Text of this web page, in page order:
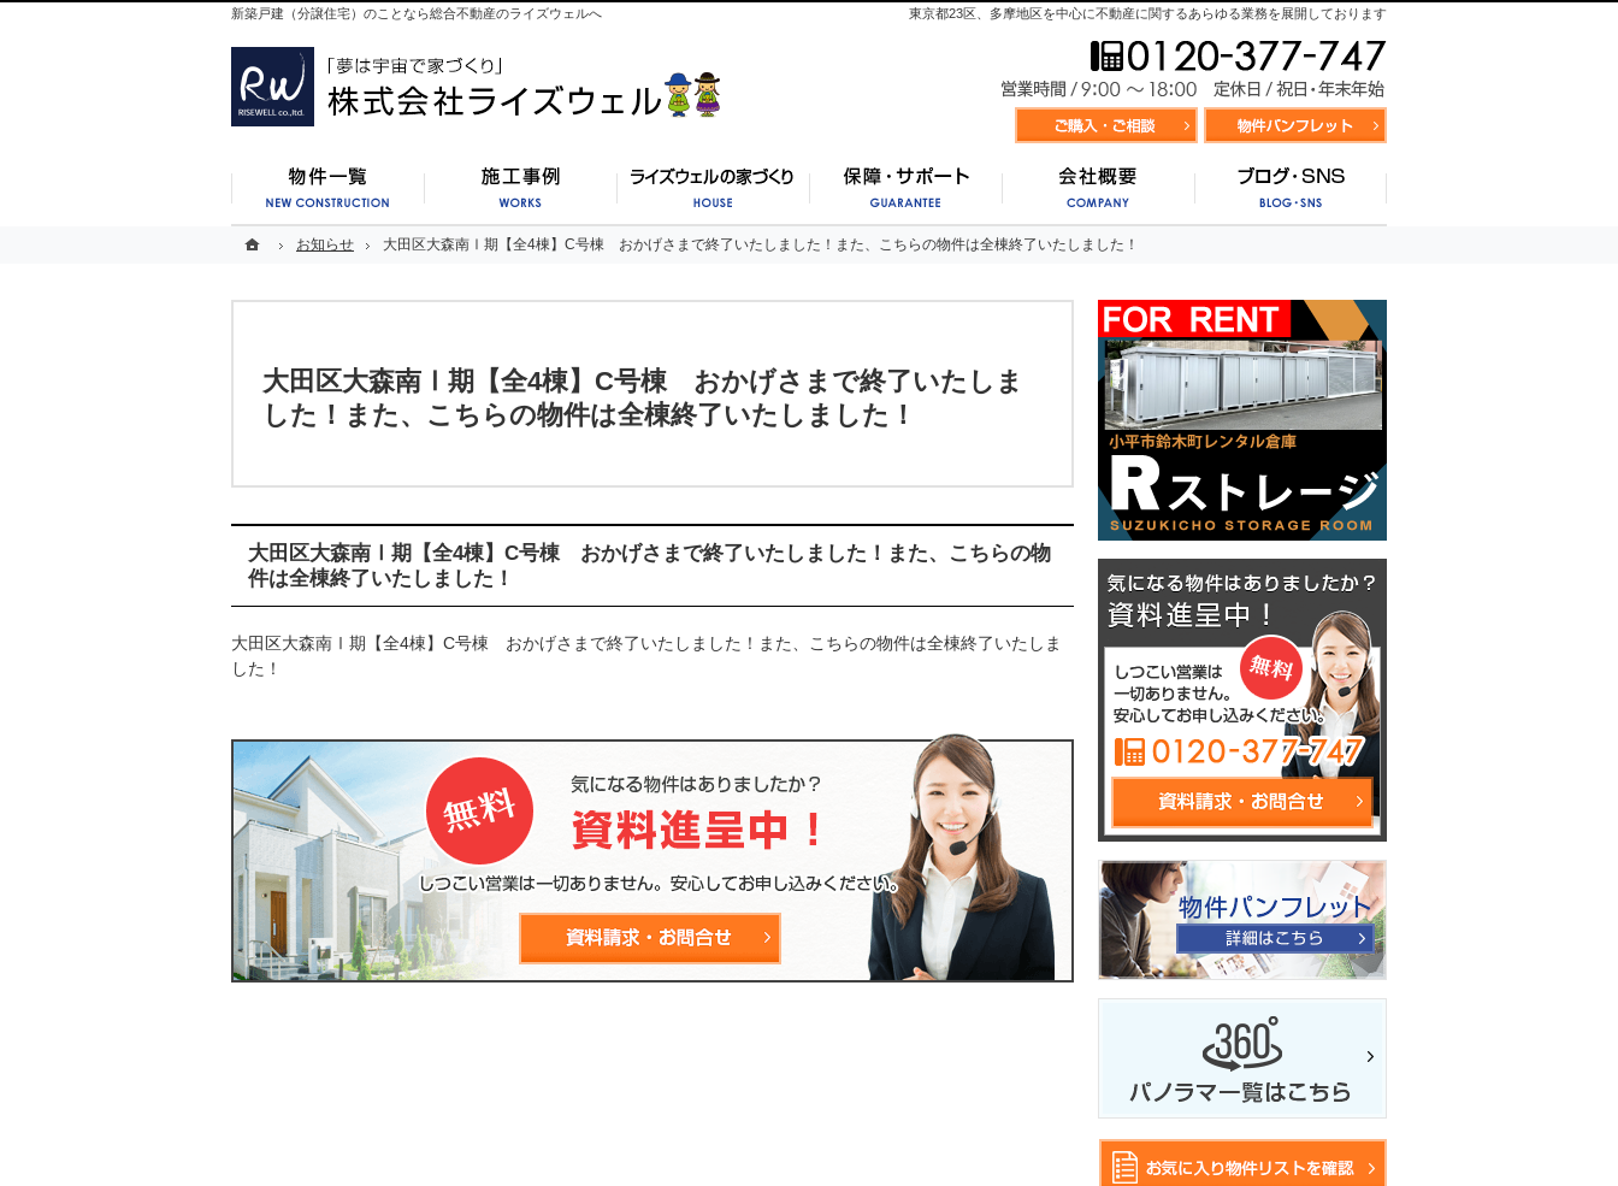
ホームお知らせ 大田区大森南Ⅰ期【全4棟】C号棟 おかげさまで終了いたしました！また、こちらの物件は全棟終了いたしました！
大田区大森南Ⅰ期【全4棟】C号棟 おかげさまで終了いたしま
した！また、こちらの物件は全棟終了いたしました！
東京都23区、多摩地区を中心に不動産に関するあらゆる業務を展開しております
新築戸建（分譲住宅）のことなら総合不動産のライズウェルへ
大田区大森南Ⅰ期【全4棟】C号棟 おかげさまで終了いたしました！また、こちらの物
件は全棟終了いたしました！
大田区大森南Ⅰ期【全4棟】C号棟 おかげさまで終了いたしました！また、こちらの物件は全棟終了いたしま
した！
資料請求・お問合せ
ホームお知らせ 大田区大森南Ⅰ期【全4棟】C号棟 おかげさまで終了いたしました！また、こちらの物件は全棟終了いたしました！